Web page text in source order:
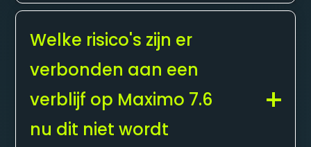
Welke risico's zijn er
verbonden aan een
verblijf op Maximo 7.6
nu dit niet wordt